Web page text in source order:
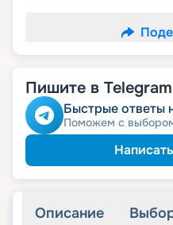
Пишите в Telegram
Быстрые ответы
Поможем с
Описание